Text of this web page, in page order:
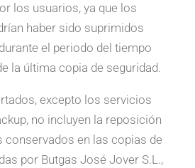
los usuarios, ya que los
haber sido suprimidos
el periodo del tiempo
la última copia de seguridad.
excepto los servicios
no incluyen la reposición
conservados en las copias de
por Butgas José Jover S.L.,